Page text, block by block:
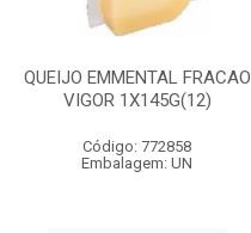
QUEIJO EMMENTAL FRACAO
VIGOR 1X145G(12)
Código: 772858
Embalagem: UN